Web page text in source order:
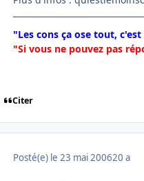
"Les cons ça ose tout,
"Si vous ne pouvez pas
Citer
Posté(e) le 23 mai 200620 a